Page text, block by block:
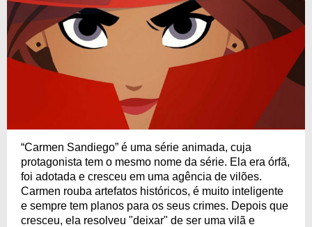
“Carmen Sandiego” é uma série animada, cuja
protagonista tem o mesmo nome da série. Ela era órfã,
foi adotada e cresceu em uma agência de vilões.
Carmen rouba artefatos históricos, é muito inteligente
e sempre tem planos para os seus crimes. Depois que
cresceu, ela resolveu "deixar" de ser uma vilã e